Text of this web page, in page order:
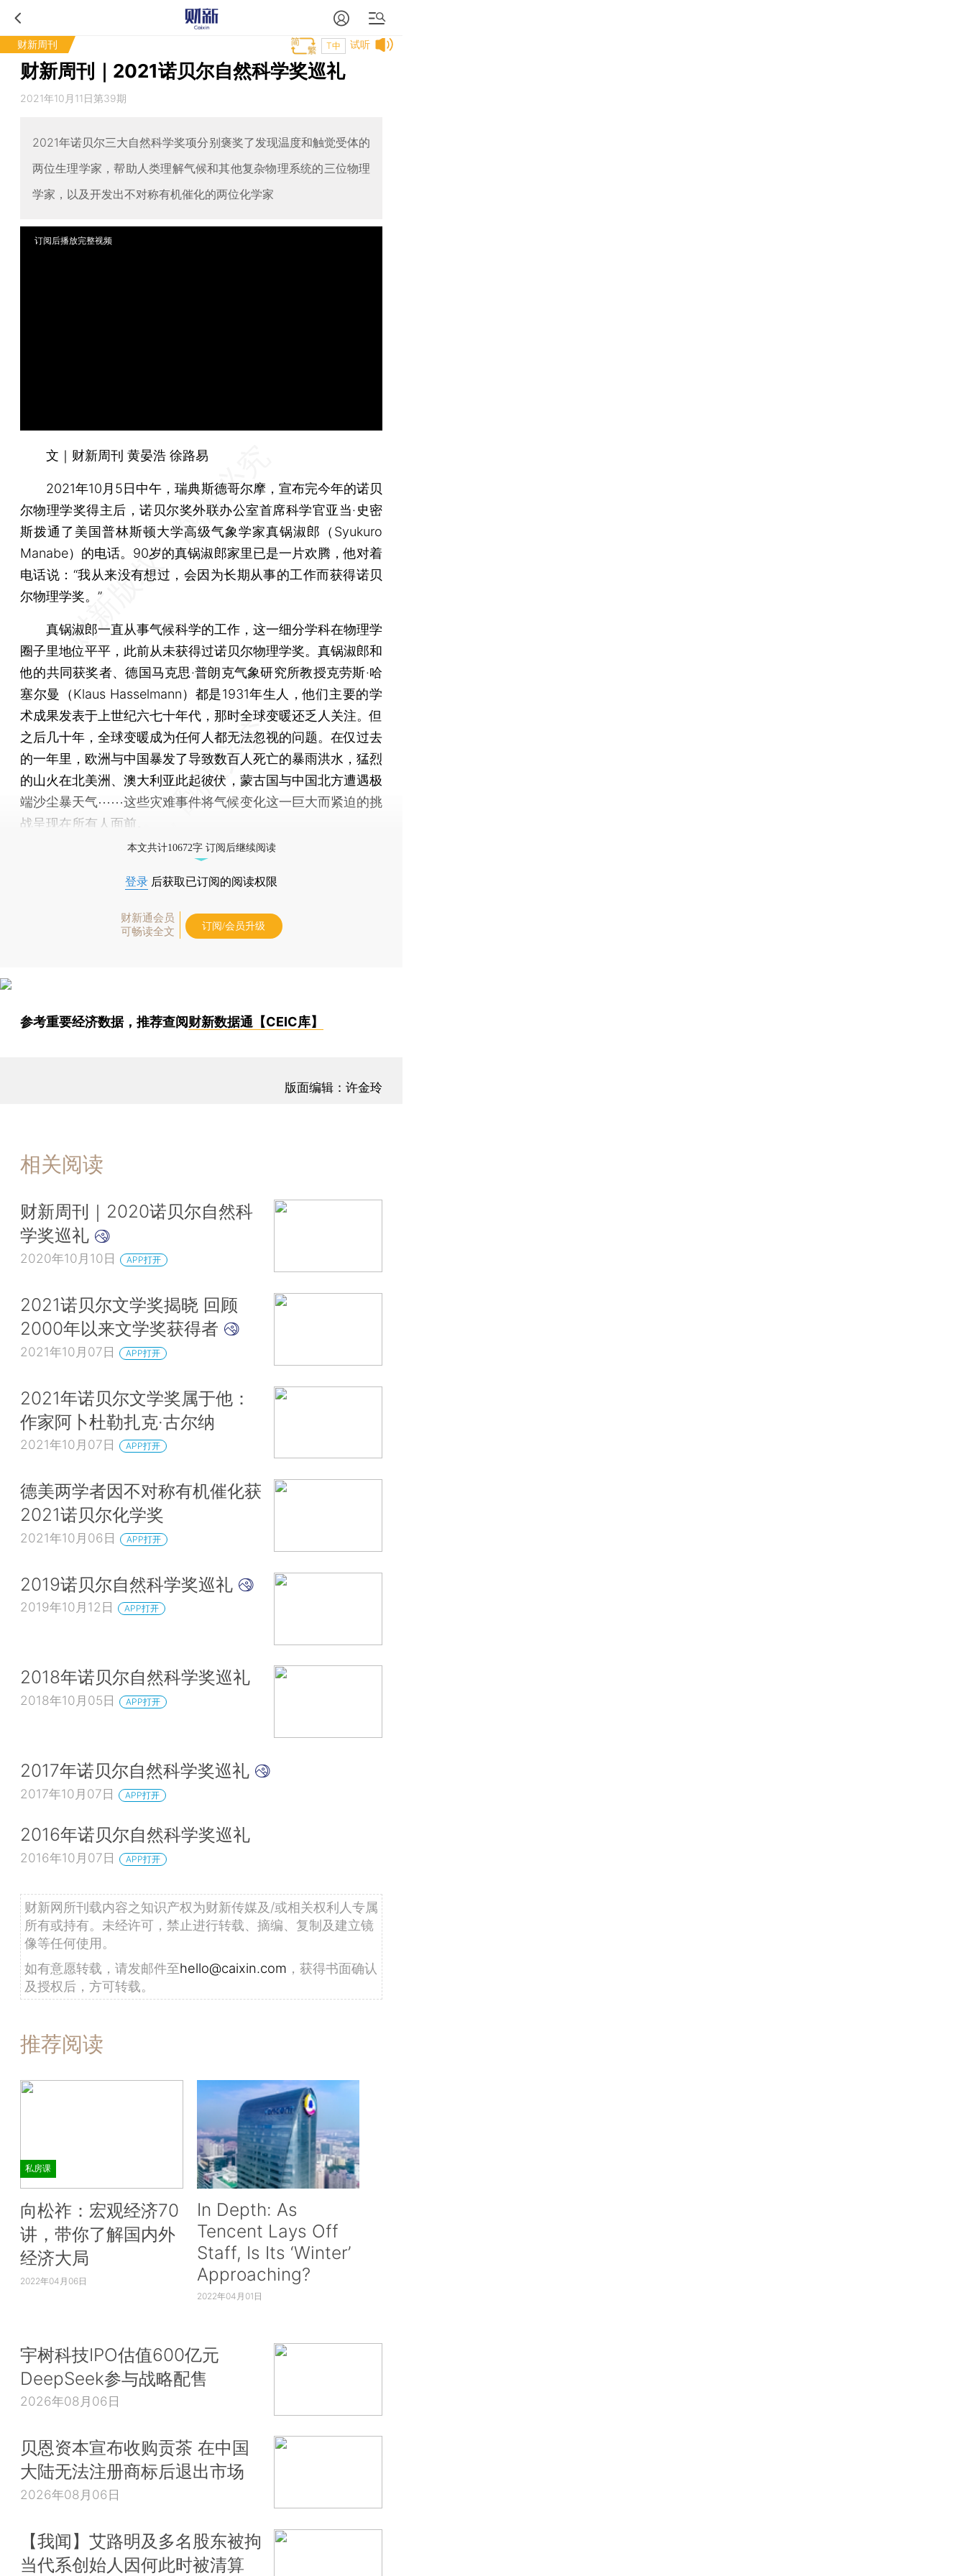
财新周刊 试听
T中
财新周刊｜2021诺贝尔自然科学奖巡礼
2021年10月11日第39期
2021年诺贝尔三大自然科学奖项分别褒奖了发现温度和触觉受体的
两位生理学家，帮助人类理解气候和其他复杂物理系统的三位物理
学家，以及开发出不对称有机催化的两位化学家
订阅后播放完整视频
文｜财新周刊 黄晏浩 徐路易
2021年10月5日中午，瑞典斯德哥尔摩，宣布完今年的诺贝
尔物理学奖得主后，诺贝尔奖外联办公室首席科学官亚当·史密
斯拨通了美国普林斯顿大学高级气象学家真锅淑郎（Syukuro
Manabe）的电话。90岁的真锅淑郎家里已是一片欢腾，他对着
电话说：“我从来没有想过，会因为长期从事的工作而获得诺贝
尔物理学奖。”
真锅淑郎一直从事气候科学的工作，这一细分学科在物理学
圈子里地位平平，此前从未获得过诺贝尔物理学奖。真锅淑郎和
他的共同获奖者、德国马克思·普朗克气象研究所教授克劳斯·哈
塞尔曼（Klaus Hasselmann）都是1931年生人，他们主要的学
术成果发表于上世纪六七十年代，那时全球变暖还乏人关注。但
之后几十年，全球变暖成为任何人都无法忽视的问题。在仅过去
的一年里，欧洲与中国暴发了导致数百人死亡的暴雨洪水，猛烈
的山火在北美洲、澳大利亚此起彼伏，蒙古国与中国北方遭遇极
端沙尘暴天气⋯⋯这些灾难事件将气候变化这一巨大而紧迫的挑
战呈现在所有人面前。
本文共计10672字 订阅后继续阅读
登录 后获取已订阅的阅读权限
财新通会员
可畅读全文
订阅/会员升级
参考重要经济数据，推荐查阅财新数据通【CEIC库】
版面编辑：许金玲
相关阅读
财新周刊｜2020诺贝尔自然科
学奖巡礼
2020年10月10日 APP打开
2021诺贝尔文学奖揭晓 回顾
2000年以来文学奖获得者
2021年10月07日 APP打开
2021年诺贝尔文学奖属于他：
作家阿卜杜勒扎克·古尔纳
2021年10月07日 APP打开
德美两学者因不对称有机催化获
2021诺贝尔化学奖
2021年10月06日 APP打开
2019诺贝尔自然科学奖巡礼
2019年10月12日 APP打开
2018年诺贝尔自然科学奖巡礼
2018年10月05日 APP打开
2017年诺贝尔自然科学奖巡礼
2017年10月07日 APP打开
2016年诺贝尔自然科学奖巡礼
2016年10月07日 APP打开
财新网所刊载内容之知识产权为财新传媒及/或相关权利人专属
所有或持有。未经许可，禁止进行转载、摘编、复制及建立镜
像等任何使用。
如有意愿转载，请发邮件至hello@caixin.com ，获得书面确认
及授权后，方可转载。
推荐阅读
私房课
向松祚：宏观经济70
讲，带你了解国内外
经济大局
2022年04月06日
In Depth: As
Tencent Lays Off
Staff, Is Its ‘Winter’
Approaching?
2022年04月01日
宇树科技IPO估值600亿元
DeepSeek参与战略配售
2026年08月06日
贝恩资本宣布收购贡茶 在中国
大陆无法注册商标后退出市场
2026年08月06日
【我闻】艾路明及多名股东被拘
当代系创始人因何此时被清算